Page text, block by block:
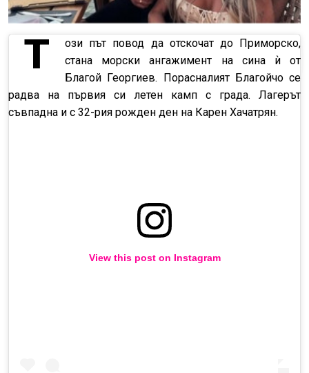
Т
ози път повод да отскочат до Приморско,
стана морски ангажимент на сина ѝ от
Благой Георгиев. Порасналият Благойчо се
радва на първия си летен камп с града. Лагерът
съвпадна и с 32-рия рожден ден на Карен Хачатрян.
View this post on Instagram